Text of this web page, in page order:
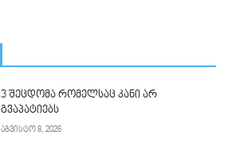
3 შეცდომა რომელსაც კანი არ
გვაპატიებს
აგვისტო 8, 2026